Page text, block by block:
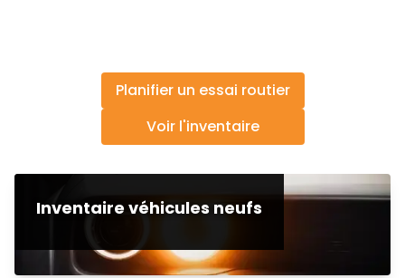
Planifier un essai routier
Voir l'inventaire
Inventaire véhicules neufs